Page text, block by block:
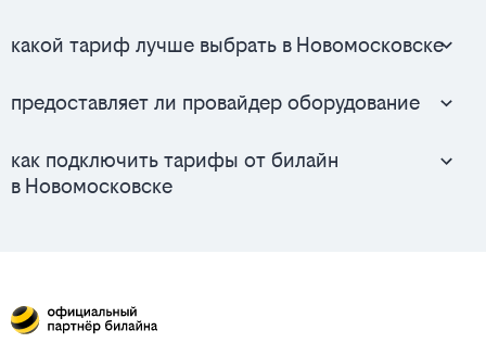
какой тариф лучше выбрать в Новомосковске
предоставляет ли провайдер оборудование
как подключить тарифы от билайн
в Новомосковске